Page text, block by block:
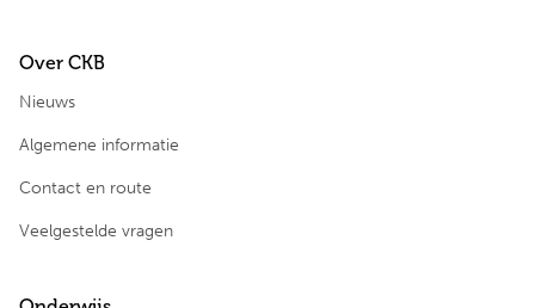
Over CKB
Nieuws
Algemene informatie
Contact en route
Veelgestelde vragen